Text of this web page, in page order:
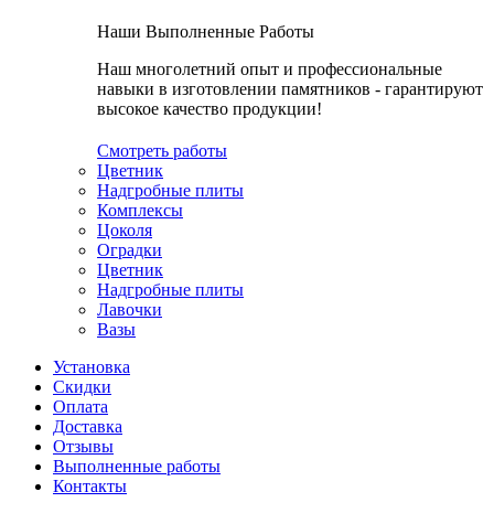
Наши Выполненные Работы
Наш многолетний опыт и профессиональные
навыки в изготовлении памятников - гарантируют
высокое качество продукции!
Смотреть работы
Цветник
Надгробные плиты
Комплексы
Цоколя
Оградки
Цветник
Надгробные плиты
Лавочки
Вазы
Установка
Скидки
Оплата
Доставка
Отзывы
Выполненные работы
Контакты